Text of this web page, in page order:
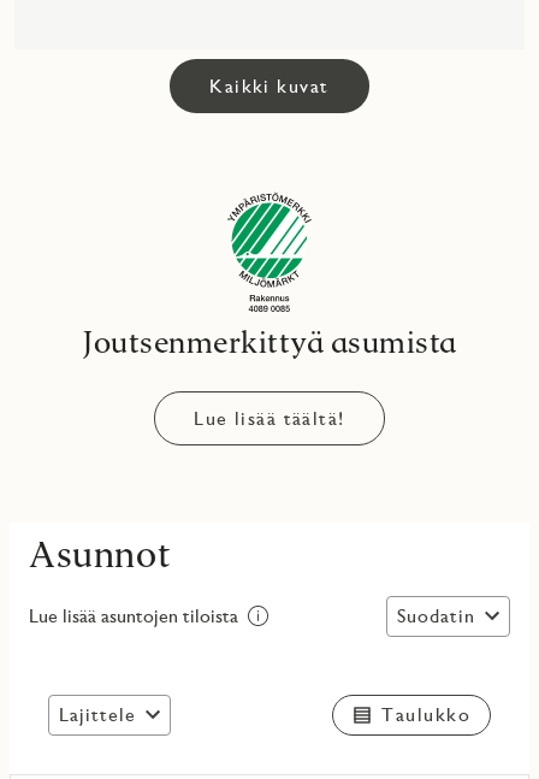
Kaikki kuvat
Joutsenmerkittyä asumista
Lue lisää täältä!
Asunnot
Lue lisää asuntojen tiloista Suodatin
Lajittele Taulukko